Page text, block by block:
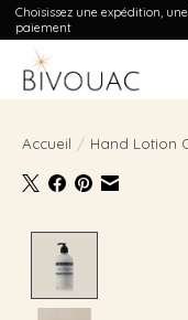
Choisissez une expédition,
paiement
Accueil / Hand Lotion